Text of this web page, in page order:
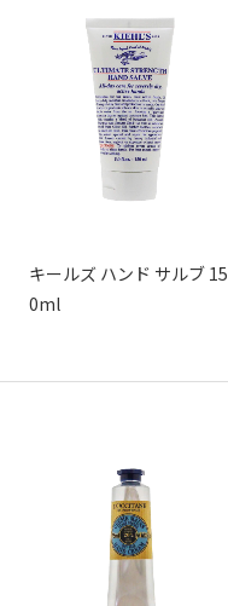
キールズ ハンド サルブ 15
0ml